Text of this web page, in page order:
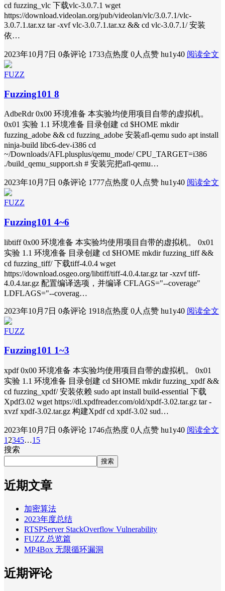
cd fuzzing_vlc 下载vlc-3.0.7.1 wget
https://download.videolan.org/pub/videolan/vlc/3.0.7.1/vlc-
3.0.7.1.tar.xz tar -xvf vlc-3.0.7.1.tar.xz && cd vlc-3.0.7.1/ 安装
依…
2023年10月7日 0条评论 1733点热度 0人点赞 hu1y40 阅读全文
FUZZ
Fuzzing101 8
AdbeRdr 0x00 环境准备 本实验均使用项目自带的虚拟机。
0x01 实验 1.1 环境准备 目录创建 cd $HOME mkdir
fuzzing_adobe && cd fuzzing_adobe 安装afl-qemu sudo apt install
ninja-build libc6-dev-i386 cd
~/Downloads/AFLplusplus/qemu_mode/ CPU_TARGET=i386
./build_qemu_support.sh # 安装完把afl-qemu…
2023年10月7日 0条评论 1777点热度 0人点赞 hu1y40 阅读全文
FUZZ
Fuzzing101 4~6
libtiff 0x00 环境准备 本实验均使用项目自带的虚拟机。 0x01
实验 1.1 环境准备 目录创建 cd $HOME mkdir fuzzing_tiff &&
cd fuzzing_tiff/ 下载tiff-4.0.4 wget
https://download.osgeo.org/libtiff/tiff-4.0.4.tar.gz tar -xzvf tiff-
4.0.4.tar.gz 配置编译选项，并编译 CFLAGS="--coverage"
LDFLAGS="--coverag…
2023年10月7日 0条评论 1918点热度 0人点赞 hu1y40 阅读全文
FUZZ
Fuzzing101 1~3
xpdf 0x00 环境准备 本实验均使用项目自带的虚拟机。 0x01
实验 1.1 环境准备 目录创建 cd $HOME mkdir fuzzing_xpdf &&
cd fuzzing_xpdf/ 安装依赖 sudo apt install build-essential 下载
Xpdf3.02 wget https://dl.xpdfreader.com/old/xpdf-3.02.tar.gz tar -
xvzf xpdf-3.02.tar.gz 构建Xpdf cd xpdf-3.02 sud…
2023年10月7日 0条评论 1746点热度 0人点赞 hu1y40 阅读全文
1 2345…15
搜索
搜索
近期文章
加密算法
2023年度总结
RTSPServer StackOverflow Vulnerability
FUZZ 总览篇
MP4Box 无限循环漏洞
近期评论